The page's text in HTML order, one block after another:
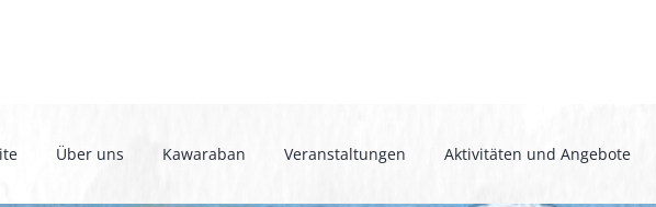
Über uns Kawaraban Veranstaltungen Aktivitäten und Angebote